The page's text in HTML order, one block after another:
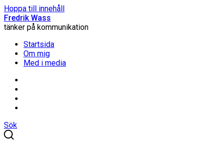
Hoppa till innehåll
Fredrik Wass
tänker på kommunikation
Startsida
Om mig
Med i media
Sök